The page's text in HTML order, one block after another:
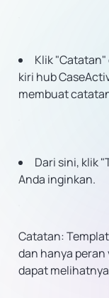
Klik "Catatan"
kiri hub
membuat
Dari sini, klik
Anda inginkan.
Catatan:
dan hanya peran
dapat